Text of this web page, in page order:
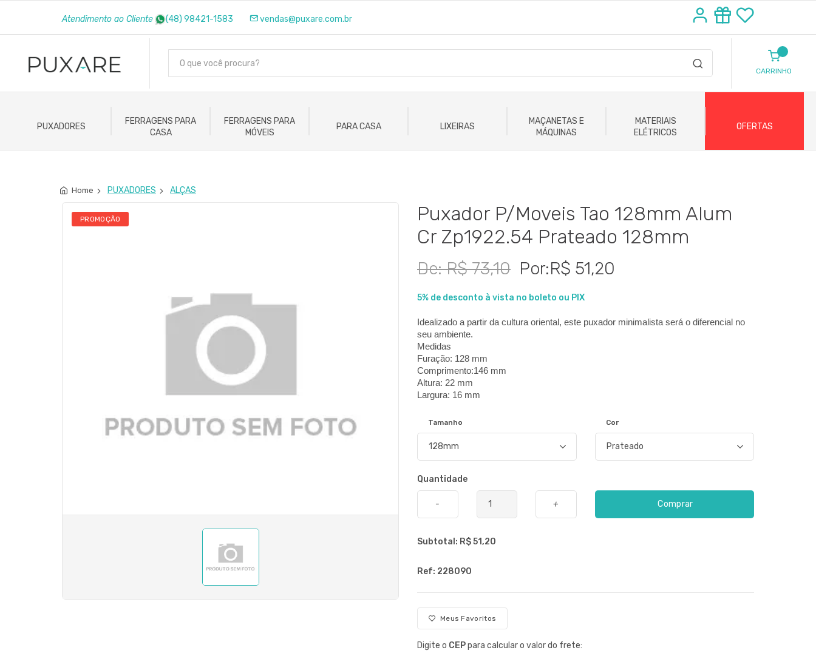
Atendimento ao Cliente (48) 98421-1583 vendas@puxare.com.br
CARRINHO
PUXADORES
FERRAGENS PARA
CASA
FERRAGENS PARA
MÓVEIS
PARA CASA LIXEIRAS
MAÇANETAS E
MÁQUINAS
MATERIAIS
ELÉTRICOS
OFERTAS
Home PUXADORES ALÇAS
PROMOÇÃO
Puxador P/Moveis Tao 128mm Alum
Cr Zp1922.54 Prateado 128mm
De: R$ 73,10 Por:R$ 51,20
5% de desconto à vista no boleto ou PIX
Idealizado a partir da cultura oriental, este puxador minimalista será o diferencial no
seu ambiente.
Medidas
Furação: 128 mm
Comprimento:146 mm
Altura: 22 mm
Largura: 16 mm
Tamanho Cor
Quantidade
- + Comprar
Subtotal: R$51,20
Ref: 228090
Meus Favoritos
Digite o CEPpara calcular o valor do frete: